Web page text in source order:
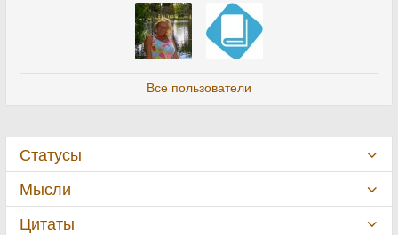
Все пользователи
Статусы
Мысли
Цитаты